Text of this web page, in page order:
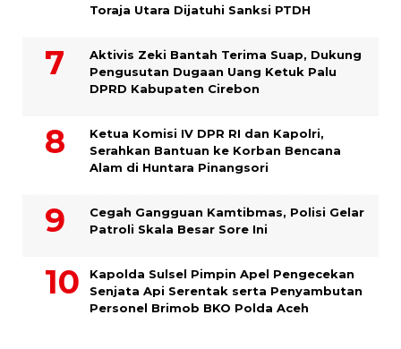
Toraja Utara Dijatuhi Sanksi PTDH
Aktivis Zeki Bantah Terima Suap, Dukung
Pengusutan Dugaan Uang Ketuk Palu
DPRD Kabupaten Cirebon
Ketua Komisi IV DPR RI dan Kapolri,
Serahkan Bantuan ke Korban Bencana
Alam di Huntara Pinangsori
Cegah Gangguan Kamtibmas, Polisi Gelar
Patroli Skala Besar Sore Ini
Kapolda Sulsel Pimpin Apel Pengecekan
Senjata Api Serentak serta Penyambutan
Personel Brimob BKO Polda Aceh